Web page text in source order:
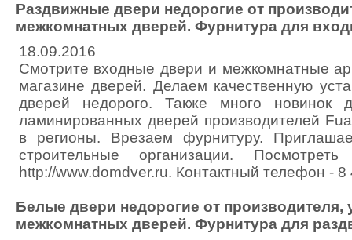
Раздвижные двери недорогие от
межкомнатных дверей. Фурнитура для
18.09.2016
Смотрите входные двери и межкомнатные
магазине дверей. Делаем качественную
дверей недорого. Также много новинок
ламинированных дверей производителей
в регионы. Врезаем фурнитуру.
строительные организации.
http://www.domdver.ru. Контактный телефон -
Белые двери недорогие от производителя,
межкомнатных дверей. Фурнитура для